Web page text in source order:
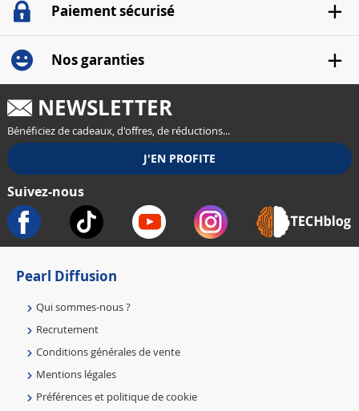
Paiement sécurisé
Nos garanties
NEWSLETTER
Bénéficiez de cadeaux, d'offres, de réductions...
Suivez-nous
Pearl Diffusion
Qui sommes-nous ?
Recrutement
Conditions générales de vente
Mentions légales
Préférences et politique de cookie